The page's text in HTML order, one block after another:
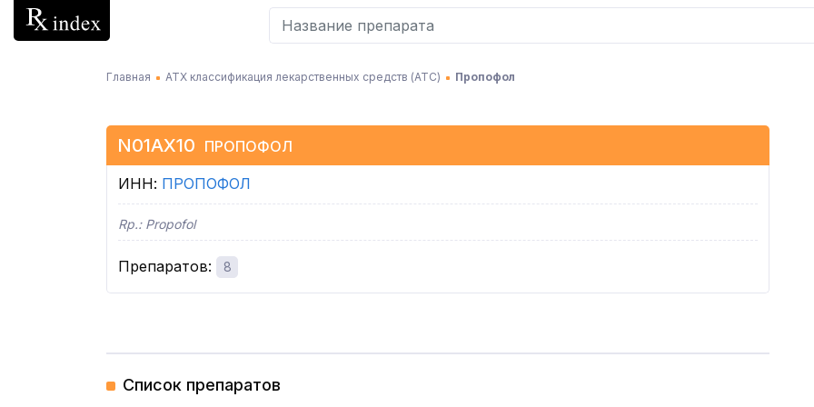
Главная АТХ классификация лекарственных средств (АТC) Пропофол
N01AX10 ПРОПОФОЛ
ИНН: ПРОПОФОЛ
Rp.: Propofol
Препаратов: 8
Список препаратов